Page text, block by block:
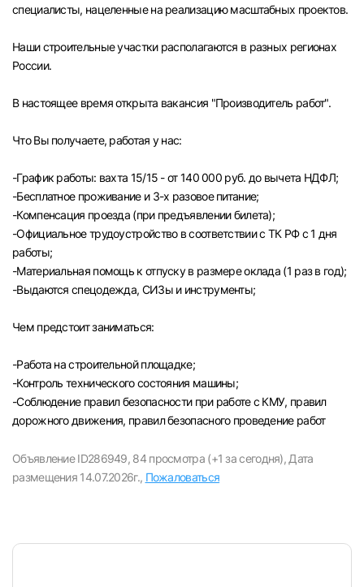
Самара
Оренбург
Волгоград
Ульяновск
Курган
Уфа
специалисты, нацеленные на реализацию масштабных проектов.
Наши строительные участки располагаются в разных регионах
России.
В настоящее время открыта вакансия "Производитель работ".
Что Вы получаете, работая у нас:
-График работы: вахта 15/15 - от 140 000 руб. до вычета НДФЛ;
-Бесплатное проживание и 3-х разовое питание;
-Компенсация проезда (при предъявлении билета);
-Официальное трудоустройство в соответствии с ТК РФ с 1 дня
работы;
-Материальная помощь к отпуску в размере оклада (1 раз в год);
-Выдаются спецодежда, СИЗы и инструменты;
Чем предстоит заниматься:
-Paбота на строительной площадке;
-Контроль технического состояния машины;
-Соблюдение правил безопасности при работе с КМУ, правил
дорожного движения, правил безопасного проведение работ
Объявление ID286949, 84 просмотра (+1 за сегодня), Дата
размещения 14.07.2026г., Пожаловаться